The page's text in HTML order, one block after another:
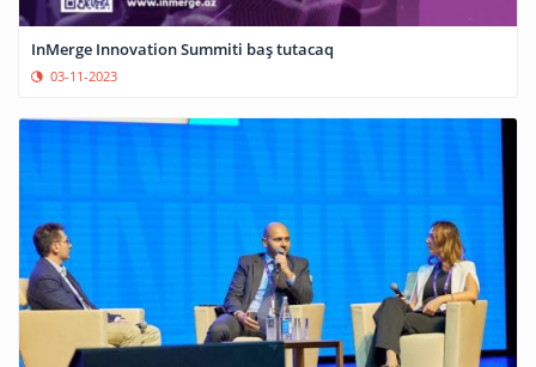
InMerge Innovation Summiti baş tutacaq
03-11-2023